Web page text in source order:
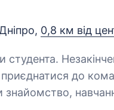
0,8 км від
студента.
до
знайомство,